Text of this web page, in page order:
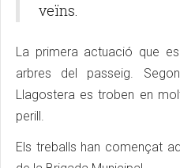
veïns.
La primera actuació que
arbres del passeig.
Llagostera es troben en
perill.
Els treballs han començat